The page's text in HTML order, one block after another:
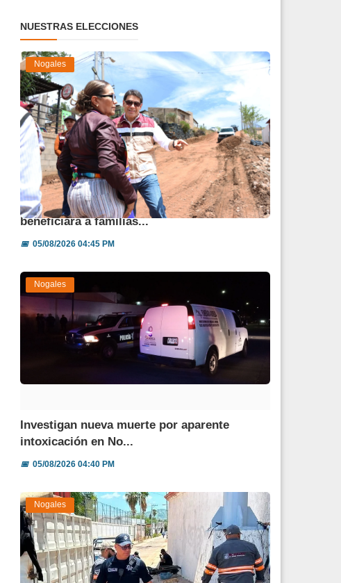
NUESTRAS ELECCIONES
Nogales
Avanza obra de pavimentación que
beneficiará a familias...
📅05/08/2026 04:45 PM
Nogales
Investigan nueva muerte por aparente
intoxicación en No...
📅05/08/2026 04:40 PM
Nogales